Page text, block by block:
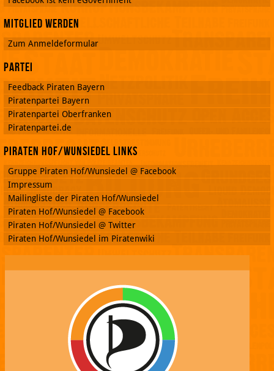
Mitglied werden
Zum Anmeldeformular
Partei
Feedback Piraten Bayern
Piratenpartei Bayern
Piratenpartei Oberfranken
Piratenpartei.de
Piraten Hof/Wunsiedel Links
Gruppe Piraten Hof/Wunsiedel @ Facebook
Impressum
Mailingliste der Piraten Hof/Wunsiedel
Piraten Hof/Wunsiedel @ Facebook
Piraten Hof/Wunsiedel @ Twitter
Piraten Hof/Wunsiedel im Piratenwiki